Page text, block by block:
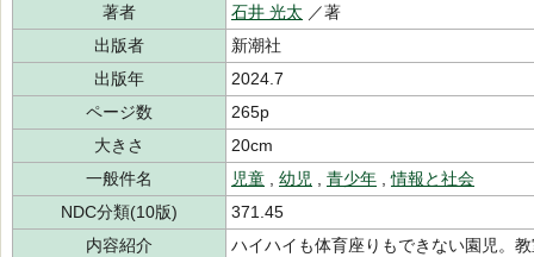
著者
石井 光太 ／著
出版者
新潮社
出版年
2024.7
ページ数
265p
大きさ
20cm
一般件名
児童 幼児 青少年 ,情報と社会
NDC分類(10版)
371.45
内容紹介
ハイハイも体育座りもできない園児。